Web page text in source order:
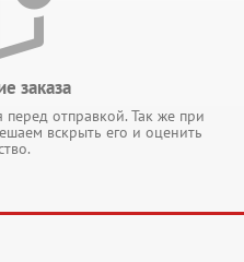
заказа
отправкой. Так же при
вскрыть его и оценить